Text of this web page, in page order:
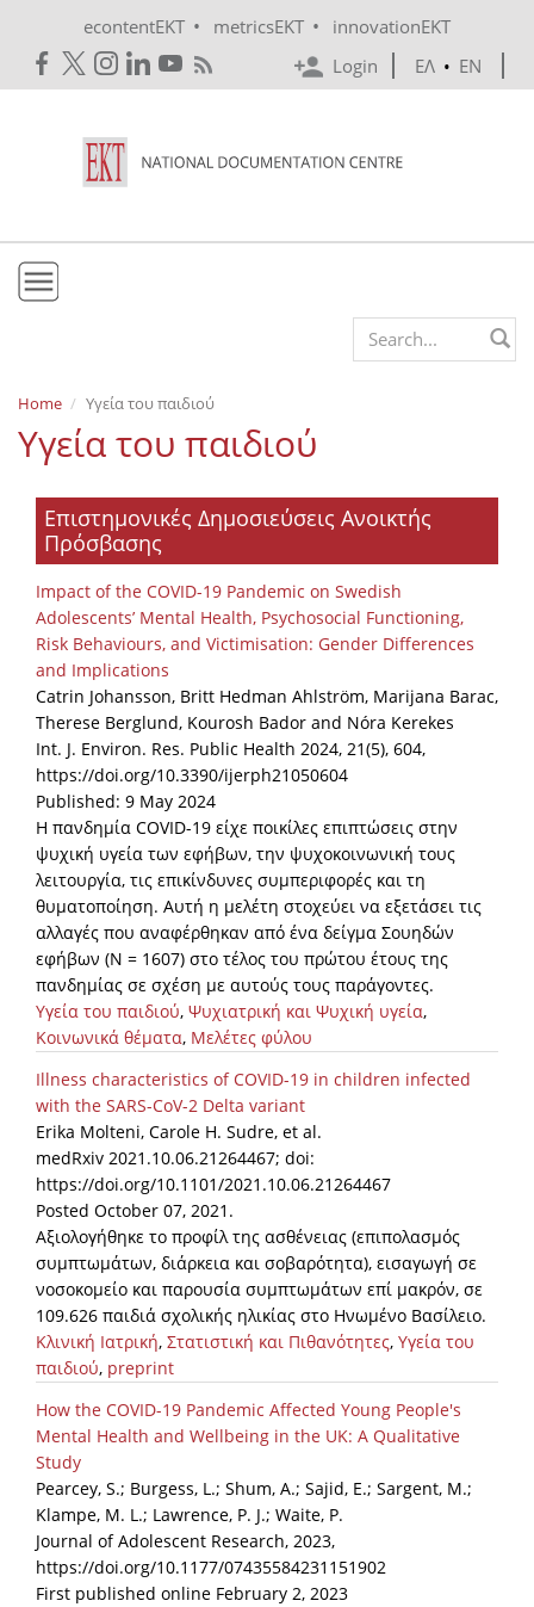
econtentEKT • metricsEKT •
innovationEKT
Login
ΕΛ • EN
Mission & Vision
Policies
e-Infrastructure
Organisational Structure
EKT Tenders
EKT Websites
Projects
Services
Publications
Annual Reports
Publications for R&D Metrics & Indicators
Publications for Libraries
Informational Publications
News & Information
News
Events
Press Centre
"Innovation, Research & Technology" magazine
Contact
Helpdesks
Telephone & email Directory
Access to EKT
Search form
Home Υγεία του παιδιού
Υγεία του παιδιού
Επιστημονικές Δημοσιεύσεις Ανοικτής
Πρόσβασης
Impact of the COVID-19 Pandemic on Swedish
Adolescents’ Mental Health, Psychosocial Functioning,
Risk Behaviours, and Victimisation: Gender Differences
and Implications
Catrin Johansson, Britt Hedman Ahlström, Marijana Barac,
Therese Berglund, Kourosh Bador and Nóra Kerekes
Int. J. Environ. Res. Public Health 2024, 21(5), 604,
https://doi.org/10.3390/ijerph21050604
Published: 9 May 2024
Η πανδημία COVID-19 είχε ποικίλες επιπτώσεις στην
ψυχική υγεία των εφήβων, την ψυχοκοινωνική τους
λειτουργία, τις επικίνδυνες συμπεριφορές και τη
θυματοποίηση. Αυτή η μελέτη στοχεύει να εξετάσει τις
αλλαγές που αναφέρθηκαν από ένα δείγμα Σουηδών
εφήβων (N = 1607) στο τέλος του πρώτου έτους της
πανδημίας σε σχέση με αυτούς τους παράγοντες.
Υγεία του παιδιού, Ψυχιατρική και Ψυχική υγεία,
Κοινωνικά θέματα, Μελέτες φύλου
Illness characteristics of COVID-19 in children infected
with the SARS-CoV-2 Delta variant
Erika Molteni, Carole H. Sudre, et al.
medRxiv 2021.10.06.21264467; doi:
https://doi.org/10.1101/2021.10.06.21264467
Posted October 07, 2021.
Αξιολογήθηκε το προφίλ της ασθένειας (επιπολασμός
συμπτωμάτων, διάρκεια και σοβαρότητα), εισαγωγή σε
νοσοκομείο και παρουσία συμπτωμάτων επί μακρόν, σε
109.626 παιδιά σχολικής ηλικίας στο Ηνωμένο Βασίλειο.
Κλινική Ιατρική, Στατιστική και Πιθανότητες, Υγεία του
παιδιού, preprint
How the COVID-19 Pandemic Affected Young People's
Mental Health and Wellbeing in the UK: A Qualitative
Study
Pearcey, S.; Burgess, L.; Shum, A.; Sajid, E.; Sargent, M.;
Klampe, M. L.; Lawrence, P. J.; Waite, P.
Journal of Adolescent Research, 2023,
https://doi.org/10.1177/07435584231151902
First published online February 2, 2023